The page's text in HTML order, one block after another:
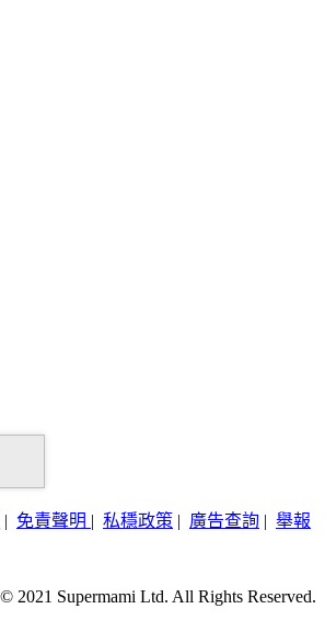
| 免責聲明 | 私穩政策 | 廣告查詢 | 舉報
2021 Supermami Ltd. All Rights Reserved.